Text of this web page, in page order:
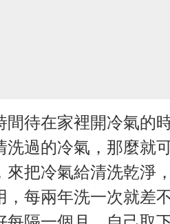
間待在家裡開冷氣的
洗過的冷氣，那麼就
來把冷氣給清洗乾淨
，每兩年洗一次就差